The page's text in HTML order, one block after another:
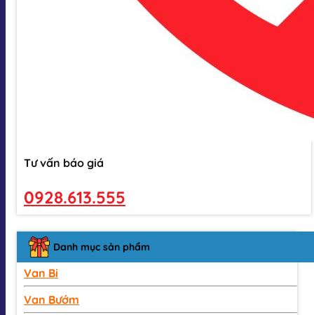
Tư vấn báo giá
0928.613.555
Danh mục sản phẩm
Van Bi
Van Bướm